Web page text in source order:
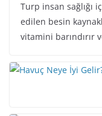
Turp insan sağlığı
edilen besin
vitamini barındırır